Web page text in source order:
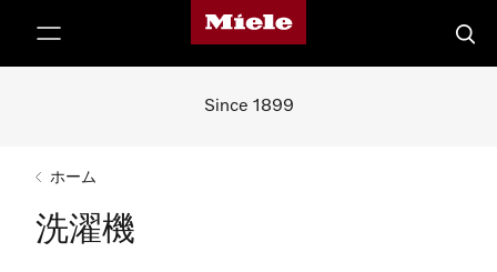
Mieleのホームページ
検索
Since 1899
ホーム
洗濯機